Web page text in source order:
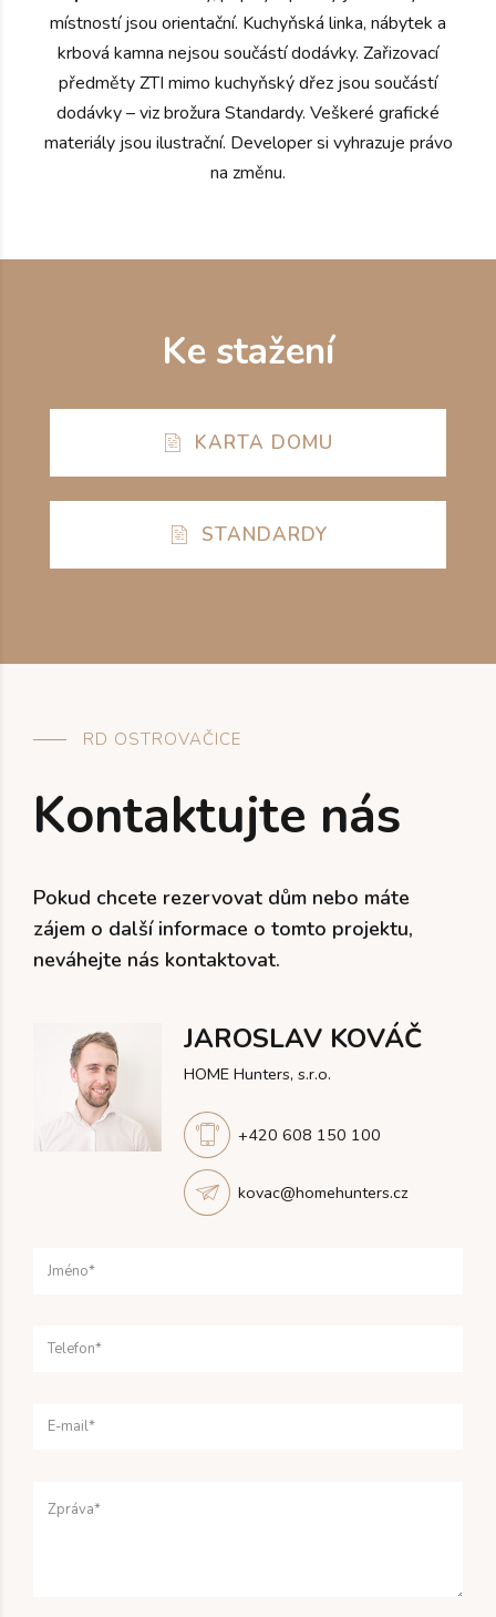
místností jsou orientační. Kuchyňská linka, nábytek a
krbová kamna nejsou součástí dodávky. Zařizovací
předměty ZTI mimo kuchyňský dřez jsou součástí
dodávky – viz brožura Standardy. Veškeré grafické
materiály jsou ilustrační. Developer si vyhrazuje právo
na změnu.
Ke stažení
KARTA DOMU
STANDARDY
RD OSTROVAČICE
Kontaktujte nás
Pokud chcete rezervovat dům nebo máte
zájem o další informace o tomto projektu,
neváhejte nás kontaktovat.
JAROSLAV KOVÁČ
HOME Hunters, s.r.o.
+420 608 150 100
kovac@homehunters.cz